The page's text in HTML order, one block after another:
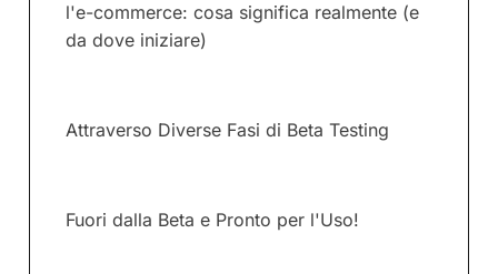
l'e-commerce: cosa significa realmente (e
da dove iniziare)
Attraverso Diverse Fasi di Beta Testing
Fuori dalla Beta e Pronto per l'Uso!